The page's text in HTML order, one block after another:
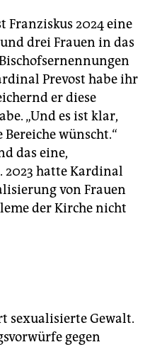
Franziskus 2024 eine
drei Frauen in das
Prevost habe ihr
er diese
„Und es ist klar,
wünscht.“
das eine,
2023 hatte Kardinal
von Frauen
der Kirche nicht
sexualisierte Gewalt.
gegen